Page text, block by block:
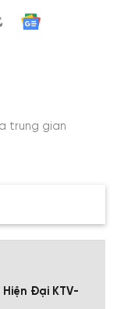
trung gian
Đại KTV-